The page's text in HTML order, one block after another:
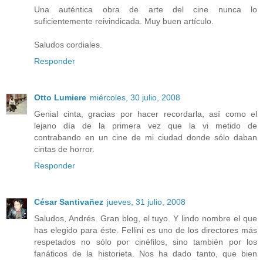
Una auténtica obra de arte del cine nunca lo
suficientemente reivindicada. Muy buen artículo.
Saludos cordiales.
Responder
Otto Lumiere miércoles, 30 julio, 2008
Genial cinta, gracias por hacer recordarla, así como el
lejano día de la primera vez que la vi metido de
contrabando en un cine de mi ciudad donde sólo daban
cintas de horror.
Responder
César Santivañez jueves, 31 julio, 2008
Saludos, Andrés. Gran blog, el tuyo. Y lindo nombre el que
has elegido para éste. Fellini es uno de los directores más
respetados no sólo por cinéfilos, sino también por los
fanáticos de la historieta. Nos ha dado tanto, que bien